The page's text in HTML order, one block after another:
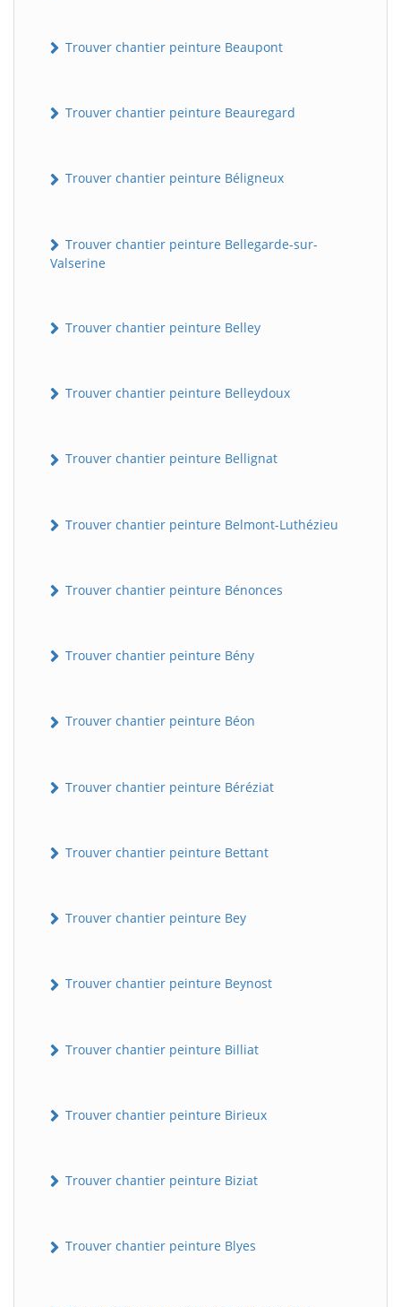
Trouver chantier peinture Beaupont
Trouver chantier peinture Beauregard
Trouver chantier peinture Béligneux
Trouver chantier peinture Bellegarde-sur-
Valserine
Trouver chantier peinture Belley
Trouver chantier peinture Belleydoux
Trouver chantier peinture Bellignat
Trouver chantier peinture Belmont-Luthézieu
Trouver chantier peinture Bénonces
Trouver chantier peinture Bény
Trouver chantier peinture Béon
Trouver chantier peinture Béréziat
Trouver chantier peinture Bettant
Trouver chantier peinture Bey
Trouver chantier peinture Beynost
Trouver chantier peinture Billiat
Trouver chantier peinture Birieux
Trouver chantier peinture Biziat
Trouver chantier peinture Blyes